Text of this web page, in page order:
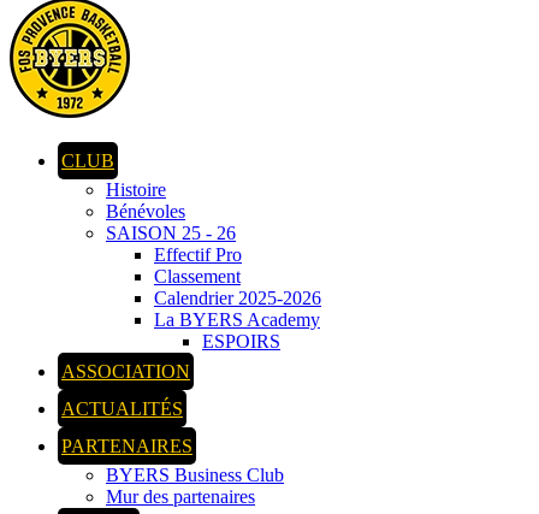
CLUB
Histoire
Bénévoles
SAISON 25 - 26
Effectif Pro
Classement
Calendrier 2025-2026
La BYERS Academy
ESPOIRS
ASSOCIATION
ACTUALITÉS
PARTENAIRES
BYERS Business Club
Mur des partenaires